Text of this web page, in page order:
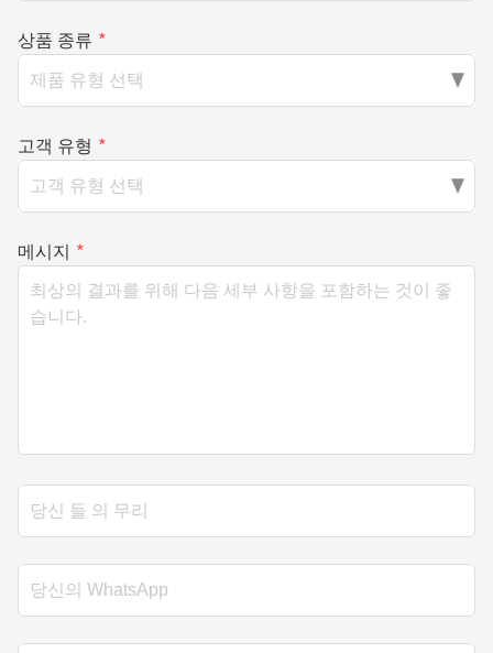
상품 종류 *
고객 유형 *
메시지 *